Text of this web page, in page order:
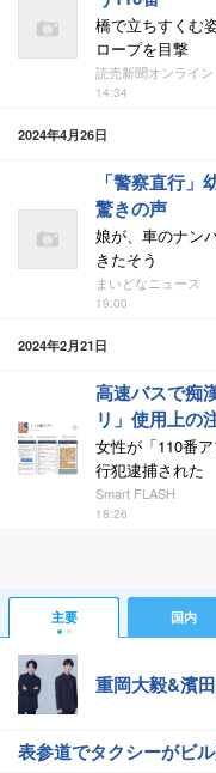
橋で立ちすくむ
ロープを目撃
読売新聞オンライン
14:34
2024年4月26日
「警察直行
驚きの声
娘が、車のナン
きたそう
まいどなニュース
19:00
2024年2月21日
高速バスで痴
リ」使用上の
女性が「110番
行犯逮捕された
Smart FLASH
18:26
主要 国内
重岡大毅&濱
表参道でタクシーがビ